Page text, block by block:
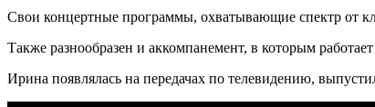
Свои концертные программы, охватывающие спектр от
Также разнообразен и аккомпанемент, в которым
Ирина появлялась на передачах по телевидению,